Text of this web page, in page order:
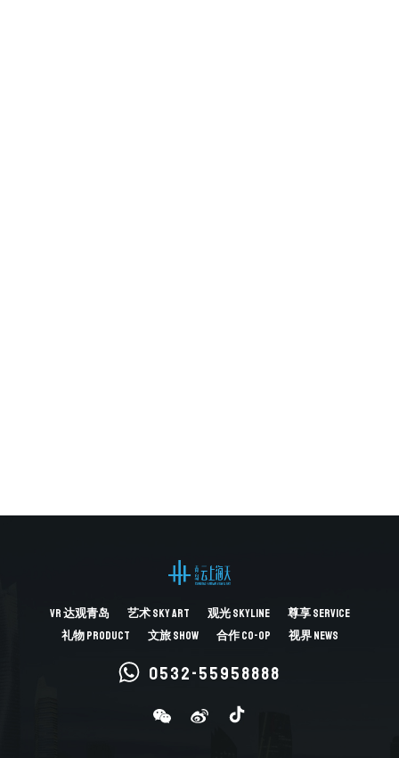
VR达观青岛 艺术SKY ART 观光SKYLINE 尊享SERVICE
礼物PRODUCT 文旅SHOW 合作CO-OP 视界NEWS
0532-55958888